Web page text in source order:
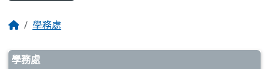
回首頁學務處
文章列表
學務處